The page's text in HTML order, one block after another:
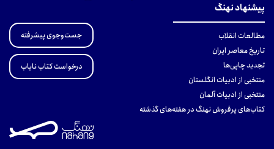
پیشنهاد نهنگ
مطالعات انقلاب
تاریخ معاصر ایران
تجدید چاپی‌ها
منتخبی از ادبیات انگلستان
منتخبی از ادبیات آلمان
کتاب‌های پرفروش نهنگ در هفته‌های گذشته
جست‌وجوی پیشرفته
درخواست کتاب نایاب